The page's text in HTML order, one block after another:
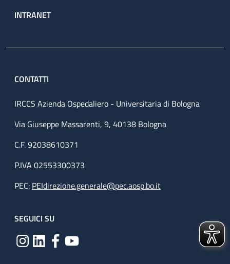
INTRANET
CONTATTI
IRCCS Azienda Ospedaliero - Universitaria di Bologna
Via Giuseppe Massarenti, 9, 40138 Bologna
C.F. 92038610371
P.IVA 02553300373
PEC: PEIdirezione.generale@pec.aosp.bo.it
SEGUICI SU